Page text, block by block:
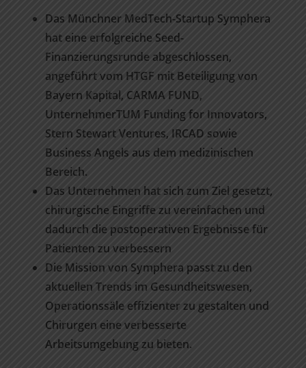
Das Münchner MedTech-Startup Symphera
hat eine erfolgreiche Seed-
Finanzierungsrunde abgeschlossen,
angeführt vom HTGF mit Beteiligung von
Bayern Kapital, CARMA FUND,
UnternehmerTUM Funding for Innovators,
Stern Stewart Ventures, IRCAD sowie
Business Angels aus dem medizinischen
Bereich.
Das Unternehmen hat sich zum Ziel gesetzt,
chirurgische Eingriffe zu vereinfachen und
dadurch die postoperativen Ergebnisse für
Patienten zu verbessern
Die Mission von Symphera passt zu den
aktuellen Trends im Gesundheitswesen,
Operationssäle effizienter zu gestalten und
Chirurgen eine verbesserte
Arbeitsumgebung zu bieten.